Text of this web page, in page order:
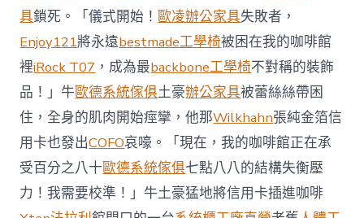
馬
國
與
柔
佛
J
億
嵐
辦
公
室
設
計
具鎖死。「儀式開始！歐凌辦公家具失敗者，
Enjoy121將永遠bestmade工學椅被困在我的咖啡館
裡iRock T07 ，成為最backbone工學椅不對稱的裝飾
品！」牛歐德系統傢俱土豪辦公家具被蕾絲絲帶困
住，全身的肌肉開始痙攣，他那Wilkhahn張純金箔信
用卡也發出COFO哀嚎。「現在，我的咖啡館正在承
受百分之八十歐德系統傢俱七點八八的結構失衡壓
力！我需要校準！」牛土豪猛地將信用卡插進咖啡